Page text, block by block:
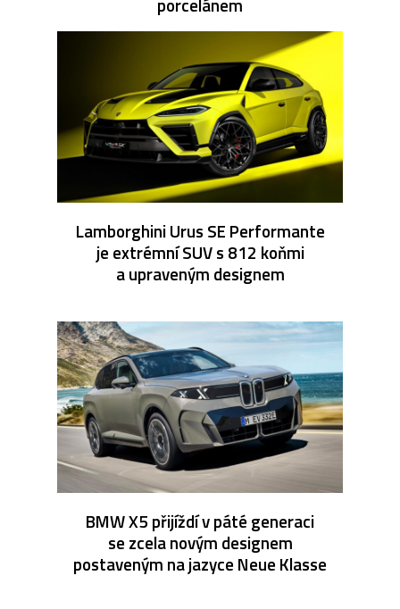
Lamborghini Urus SE Performante
je extrémní SUV s 812 koňmi
a upraveným designem
BMW X5 přijíždí v páté generaci
se zcela novým designem
postaveným na jazyce Neue Klasse